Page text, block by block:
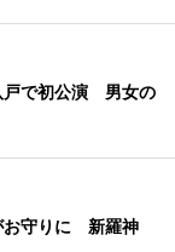
戸で初公演 男女の
お守りに 新羅神